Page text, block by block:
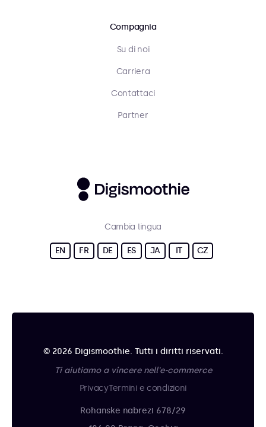
Compagnia
Su di noi
Carriera
Contattaci
Partner
Cambia lingua
EN FR DE ES JA IT CZ
© 2026 Digismoothie. Tutti i diritti riservati.
Ti aiutiamo a vincere nell'e-commerce
PrivacyTermini e condizioni
Rohanske nabrezi 678/29